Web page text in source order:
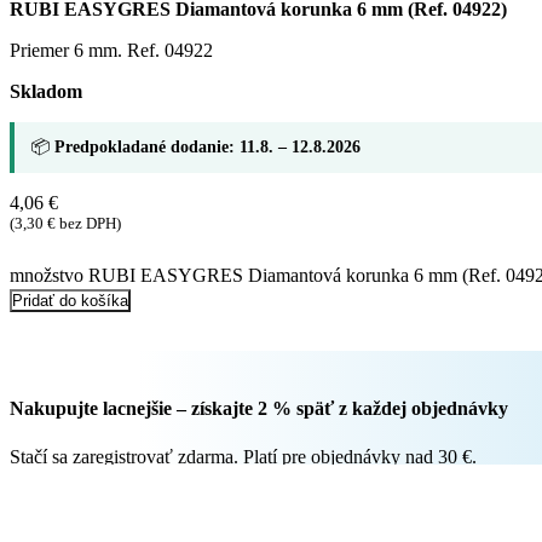
RUBI EASYGRES Diamantová korunka 6 mm (Ref. 04922)
Priemer 6 mm. Ref. 04922
Skladom
📦 Predpokladané dodanie: 11.8. – 12.8.2026
4,06 €
(3,30 € bez DPH)
množstvo RUBI EASYGRES Diamantová korunka 6 mm (Ref.
Pridať do košíka
Nakupujte lacnejšie – získajte 2 % späť z každej objednávky
Stačí sa zaregistrovať zdarma. Platí pre objednávky nad 30 €.